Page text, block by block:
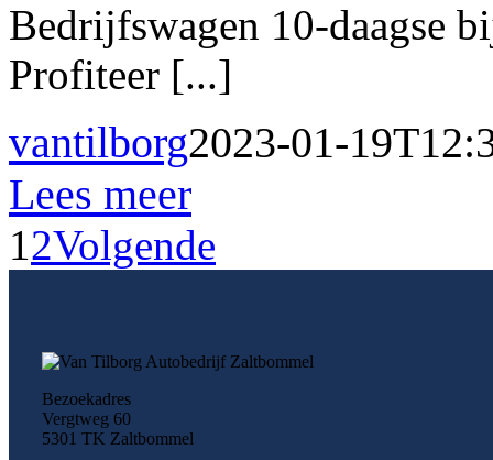
Bedrijfswagen 10-daagse
Profiteer [...]
vantilborg2023-01-
Lees meer
12Volgende
Bezoekadres
Vergtweg 60
5301 TK Zaltbommel